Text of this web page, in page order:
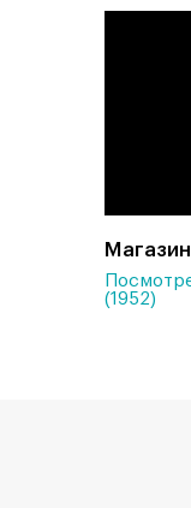
Магазин
(1952)